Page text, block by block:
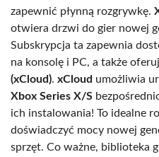
zapewnić płynną rozgrywkę.
otwiera drzwi do gier nowej
Subskrypcja ta zapewnia
na konsolę i PC, a także
(xCloud). xCloud umożliwia
Xbox Series X/S
ich instalowania! To idealne
doświadczyć mocy nowej
sprzęt. Co ważne, biblioteka